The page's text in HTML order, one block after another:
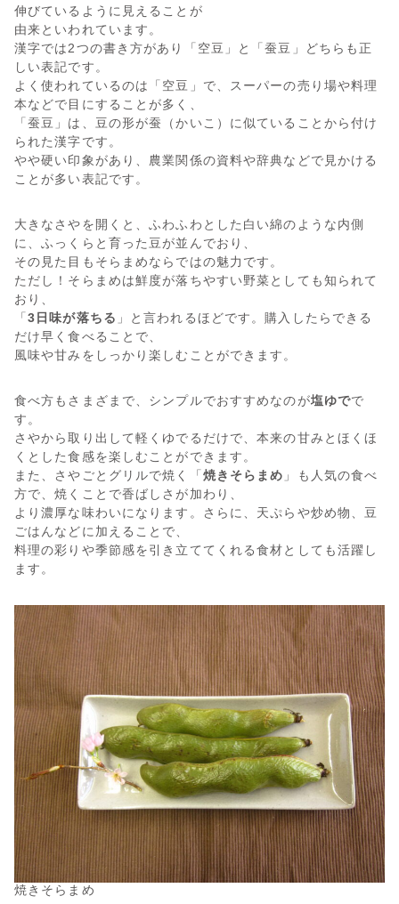
伸びているように見えることが
由来といわれています。
漢字では2つの書き方があり「空豆」と「蚕豆」どちらも正
しい表記です。
よく使われているのは「空豆」で、スーパーの売り場や料理
本などで目にすることが多く、
「蚕豆」は、豆の形が蚕（かいこ）に似ていることから付け
られた漢字です。
やや硬い印象があり、農業関係の資料や辞典などで見かける
ことが多い表記です。
大きなさやを開くと、ふわふわとした白い綿のような内側
に、ふっくらと育った豆が並んでおり、
その見た目もそらまめならではの魅力です。
ただし！そらまめは鮮度が落ちやすい野菜としても知られて
おり、
「3日味が落ちる 」と言われるほどです。購入したらできる
だけ早く食べることで、
風味や甘みをしっかり楽しむことができます。
食べ方もさまざまで、シンプルでおすすめなのが塩ゆでで
す。
さやから取り出して軽くゆでるだけで、本来の甘みとほくほ
くとした食感を楽しむことができます。
また、さやごとグリルで焼く「焼きそらまめ 」も人気の食べ
方で、焼くことで香ばしさが加わり、
より濃厚な味わいになります。さらに、天ぷらや炒め物、豆
ごはんなどに加えることで、
料理の彩りや季節感を引き立ててくれる食材としても活躍し
ます。
焼きそらまめ